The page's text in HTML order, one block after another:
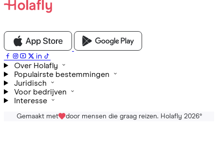
Over Holafly
Populairste bestemmingen
Juridisch
Voor bedrijven
Interesse
Gemaakt met door mensen die graag reizen. Holafly 2026®